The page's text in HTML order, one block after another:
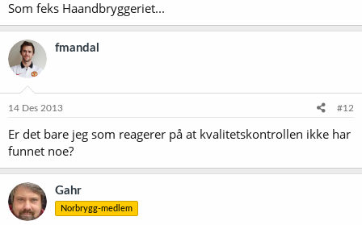
Som feks Haandbryggeriet...
fmandal
14 Des 2013 #12
Er det bare jeg som reagerer på at kvalitetskontrollen ikke har
funnet noe?
Gahr
Norbrygg-medlem